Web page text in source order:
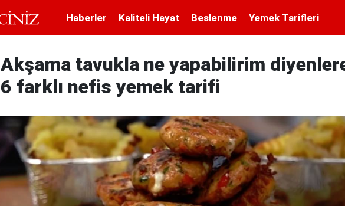
Haberler Kaliteli Hayat Beslenme Yemek Tarifleri
Akşama tavukla ne yapabilirim
6 farklı nefis yemek tarifi